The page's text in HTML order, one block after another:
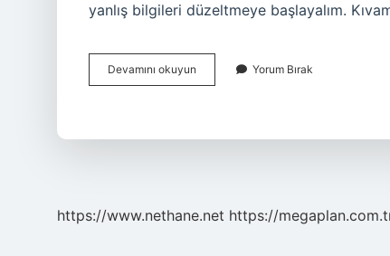
yanlış bilgileri düzeltmeye başlayalım.
Devamını okuyun Uykuluk
Tadı
Yorum Bırak
https://www.nethane.net https://